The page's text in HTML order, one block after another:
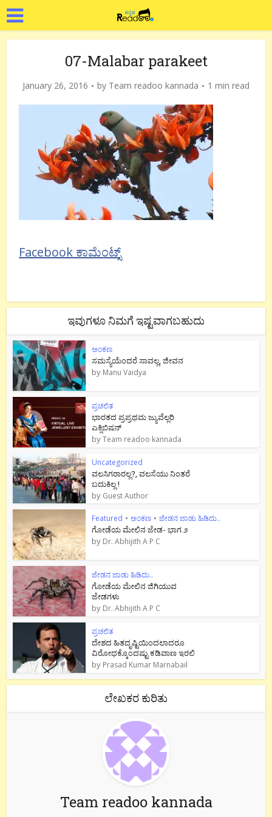
07-Malabar parakeet
January 26, 2016 by Team readoo kannada 1 min read
Facebook ಕಾಮೆಂಟ್ಸ್
ಇವುಗಳೂ ನಿಮಗೆ ಇಷ್ಟವಾಗಬಹುದು
ಅಂಕಣ
ಸಮಸ್ಯೆಯೆಂದರೆ ಸಾವಲ್ಲ, ಜೀವನ
by Manu Vaidya
ಪ್ರಚಲಿತ
ಭಾರತದ ಪ್ರಪ್ರಥಮ ಜ್ಯುವೆಲ್ಲರಿ
ಎಕ್ಸಿಬಿಷನ್
byTeam readoo kannada
Uncategorized
ವಲಸಿಗರಾರಲ್ಲ?, ವಲಸೆಯು ನಿಂತರೆ
ಬದುಕಿಲ್ಲ !
by Guest Author
Featured • ಅಂಕಣ • ಜೇಡನ ಜಾಡು ಹಿಡಿದು..
ಗೋಡೆಯ ಮೇಲಿನ ಜೇಡ- ಭಾಗ ೨
by Dr. Abhijith A P C
ಜೇಡನ ಜಾಡು ಹಿಡಿದು..
ಗೋಡೆಯ ಮೇಲಿನ ಜಿಗಿಯುವ
ಜೇಡಗಳು
by Dr. Abhijith A P C
ಪ್ರಚಲಿತ
ದೇಶದ ಹಿತದೃಷ್ಟಿಯಿಂದಲಾದರೂ
ವಿರೋಧಕ್ಕೊಂದಷ್ಟು ಕಡಿವಾಣ ಇರಲಿ
by Prasad Kumar Marnabail
ಲೇಖಕರ ಕುರಿತು
Team readoo kannada